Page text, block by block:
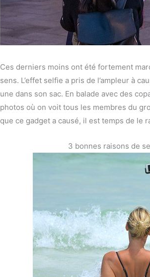
Ces derniers moins ont été fortement
sens. L’effet selfie a pris de l’ampleur à
une dans son sac. En balade avec des
photos où on voit tous les membres du
que ce gadget a causé, il est temps de le
3 bonnes raisons de